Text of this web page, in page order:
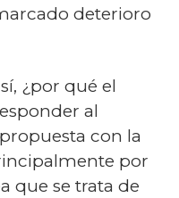
deterioro
¿por qué el
al
con la
por
que se trata de